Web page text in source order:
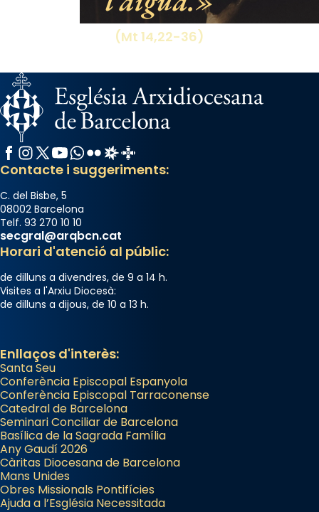
(Mt 14,22-36)
Facebook
Instagram
X / Twitter
YouTube
WhatsApp
FlickrRadio Estel
Catalunya Cristiana
Contacte i suggeriments:
C. del Bisbe, 5
08002 Barcelona
Telf. 93 270 10 10
secgral@arqbcn.cat
Horari d'atenció al públic:
de dilluns a divendres, de 9 a 14 h.
Visites a l'Arxiu Diocesà:
de dilluns a dijous, de 10 a 13 h.
Enllaços d'interès:
Santa Seu
Conferència Episcopal Espanyola
Conferència Episcopal Tarraconense
Catedral de Barcelona
Seminari Conciliar de Barcelona
Basílica de la Sagrada Família
Any Gaudí 2026
Càritas Diocesana de Barcelona
Mans Unides
Obres Missionals Pontifícies
Ajuda a l’Església Necessitada